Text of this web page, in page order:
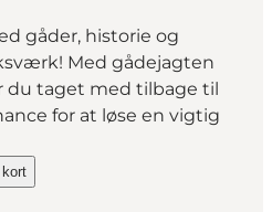
gåder, historie og
Med gådejagten
du taget med tilbage til
for at løse en vigtig
- Historisk gådejagt i
Krudt - Historisk gådejagt i